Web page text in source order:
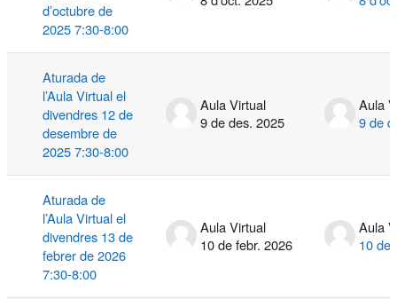
d’octubre de
2025 7:30-8:00
Aturada de
l’Aula Virtual el
divendres 12 de
desembre de
2025 7:30-8:00
Aula Virtual
9 de des. 2025
Aula
9 de
Aturada de
l’Aula Virtual el
divendres 13 de
febrer de 2026
7:30-8:00
Aula Virtual
10 de febr. 2026
Aula
10 de